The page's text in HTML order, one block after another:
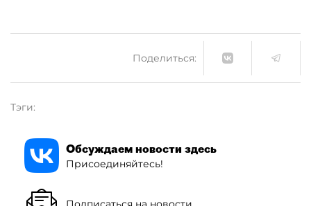
Поделиться:
Тэги:
Обсуждаем новости здесь
Присоединяйтесь!